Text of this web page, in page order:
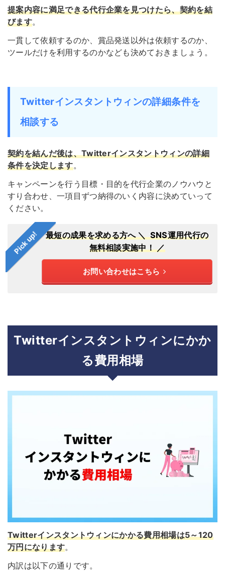
提案内容に満足できる代行企業を見つけたら、契約を結
びます。
一貫して依頼するのか、賞品発送以外は依頼するのか、
ツールだけを利用するのかなども決めておきましょう。
Twitterインスタントウィンの詳細条件を
相談する
契約を結んだ後は、Twitterインスタントウィンの詳細
条件を決定します。
キャンペーンを行う目標・目的を代行企業のノウハウと
すり合わせ、一項目ずつ納得のいく内容に決めていって
ください。
Pick up! 最短の成果を求める方へ＼ SNS運用代行の
無料相談実施中！ ／
お問い合わせはこちら
Twitterインスタントウィンにかか
る費用相場
Twitterインスタントウィンにかかる費用相場は5～120
万円になります。
内訳は以下の通りです。